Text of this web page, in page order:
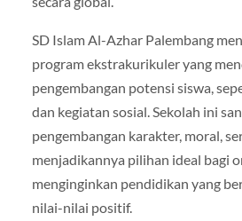
SD Islam Al-Azhar Palembang
program ekstrakurikuler yang
pengembangan potensi siswa,
dan kegiatan sosial. Sekolah ini
pengembangan karakter, moral,
menjadikannya pilihan ideal bagi
menginginkan pendidikan yang
nilai-nilai positif.